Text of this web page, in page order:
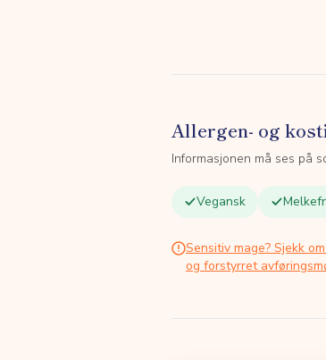
Allergen- og
Informasjonen må ses på
Vegansk
Sensitiv mage? Sjekk
og forstyrret